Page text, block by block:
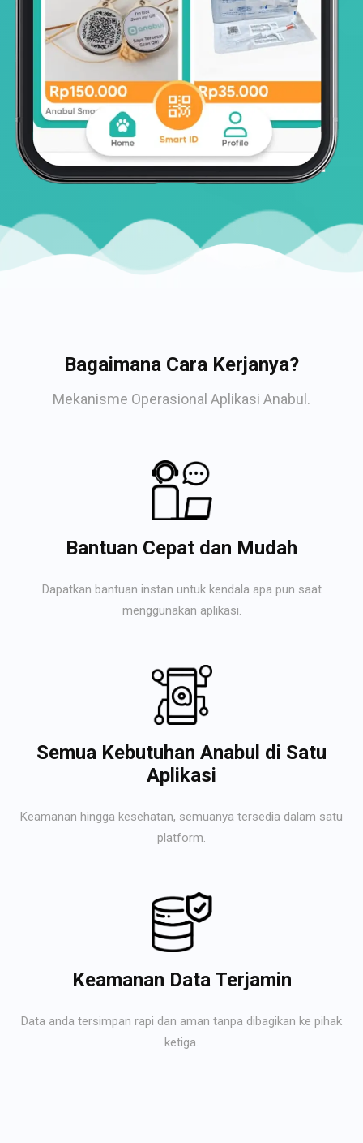
Bagaimana Cara Kerjanya?
Mekanisme Operasional Aplikasi Anabul.
Bantuan Cepat dan Mudah
Dapatkan bantuan instan untuk kendala apa pun saat
menggunakan aplikasi.
Semua Kebutuhan Anabul di Satu
Aplikasi
Keamanan hingga kesehatan, semuanya tersedia dalam satu
platform.
Keamanan Data Terjamin
Data anda tersimpan rapi dan aman tanpa dibagikan ke pihak
ketiga.